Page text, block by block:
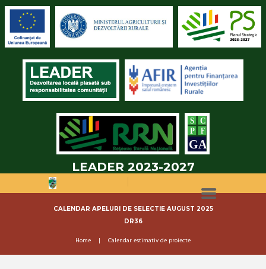
LEADER 2023-2027
CALENDAR APELURI DE SELECTIE AUGUST 2025
DR36
Home Calendar estimativ de proiecte